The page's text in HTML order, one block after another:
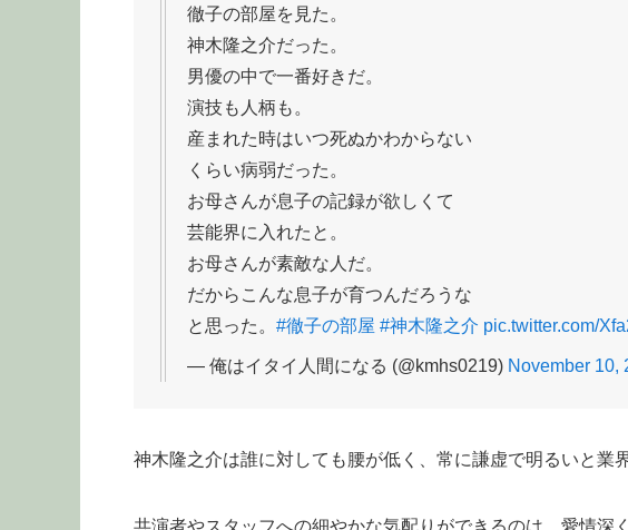
徹子の部屋を見た。
神木隆之介だった。
男優の中で一番好きだ。
演技も人柄も。
産まれた時はいつ死ぬかわからない
くらい病弱だった。
お母さんが息子の記録が欲しくて
芸能界に入れたと。
お母さんが素敵な人だ。
だからこんな息子が育つんだろうな
と思った。 #徹子の部屋 #神木隆之介 pic.twitter.com/
— 俺はイタイ人間になる (@kmhs0219) November 10,
神木隆之介は誰に対しても腰が低く、常に謙虚で明るいと業
共演者やスタッフへの細やかな気配りができるのは、愛情深